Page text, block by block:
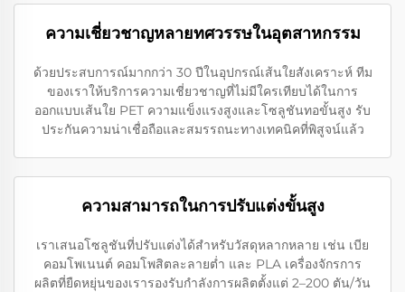
ความเชี่ยวชาญหลายทศวรรษในอุตสาหกรรม
ด้วยประสบการณ์มากกว่า 30 ปีในอุปกรณ์เส้นใยสังเคราะห์ ทีม
ของเราให้บริการความเชี่ยวชาญที่ไม่มีใครเทียบได้ในการ
ออกแบบเส้นใย PET ความแข็งแรงสูงและโซลูชันทอขั้นสูง รับ
ประกันความน่าเชื่อถือและสมรรถนะทางเทคนิคที่พิสูจน์แล้ว
ความสามารถในการปรับแต่งขั้นสูง
เราเสนอโซลูชันที่ปรับแต่งได้สำหรับวัสดุหลากหลาย เช่น เบีย
คอมโพเนนต์ คอมโพสิตละลายต่ำ และ PLA เครื่องจักรการ
ผลิตที่ยืดหยุ่นของเรารองรับกำลังการผลิตตั้งแต่ 2–200 ตัน/วัน